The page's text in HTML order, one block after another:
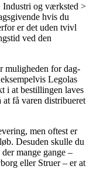
Industri og værksted >
hvis du
er det uden tvivl
ved den
muligheden for dag-
Legolas
i at bestillingen laves
få varen distribueret
men oftest er
Desuden skulle du
mange gange –
eller Struer – er at